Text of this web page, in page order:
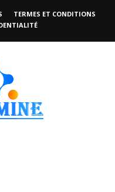
TERMES ET CONDITIONS